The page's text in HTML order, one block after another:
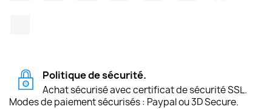
Politique de sécurité.
Achat sécurisé avec certificat de sécurité SSL.
Modes de paiement sécurisés : Paypal ou 3D Secure.